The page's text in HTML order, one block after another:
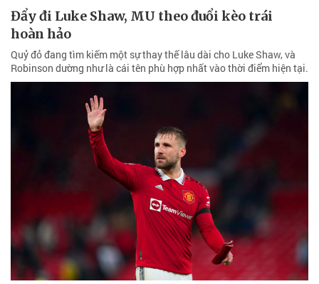
Đẩy đi Luke Shaw, MU theo đuổi kèo trái
hoàn hảo
Quỷ đỏ đang tìm kiếm một sự thay thế lâu dài cho Luke Shaw, và
Robinson dường như là cái tên phù hợp nhất vào thời điểm hiện tại.